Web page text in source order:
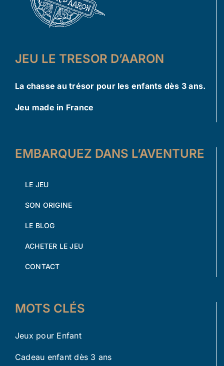
JEU LE TRESOR D’AARON
La chasse au trésor pour les enfants dès 3 ans.
Jeu made in France
EMBARQUEZ DANS L’AVENTURE
LE JEU
SON ORIGINE
LE BLOG
ACHETER LE JEU
CONTACT
MOTS CLÉS
Jeux pour Enfant
Cadeau enfant dès 3 ans